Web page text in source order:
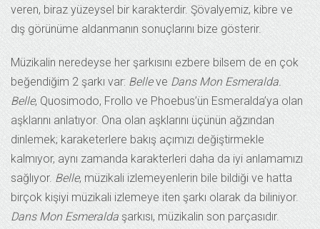
veren, biraz yüzeysel bir karakterdir. Şövalyemiz, kibre ve
dış görünüme aldanmanın sonuçlarını bize gösterir.
Müzikalin neredeyse her şarkısını ezbere bilsem de en çok
beğendiğim 2 şarkı var: Belleve Dans Mon Esmeralda.
Belle, Quosimodo, Frollo ve Phoebus’ün Esmeralda’ya olan
aşklarını anlatıyor. Ona olan aşklarını üçünün ağzından
dinlemek; karaketerlere bakış açımızı değiştirmekle
kalmıyor, aynı zamanda karakterleri daha da iyi anlamamızı
sağlıyor. Belle, müzikali izlemeyenlerin bile bildiği ve hatta
birçok kişiyi müzikali izlemeye iten şarkı olarak da biliniyor.
Dans Mon Esmeralda şarkısı, müzikalin son parçasıdır.